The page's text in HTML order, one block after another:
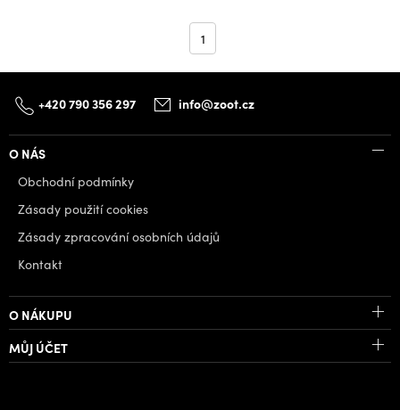
1
+420 790 356 297 info@zoot.cz
O NÁS
Obchodní podmínky
Zásady použití cookies
Zásady zpracování osobních údajů
Kontakt
O NÁKUPU
MŮJ ÚČET